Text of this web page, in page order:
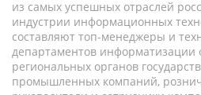
из самых успешных отраслей
индустрии информационных
составляют топ-менеджеры и
департаментов информатизации
региональных органов
промышленных компаний,